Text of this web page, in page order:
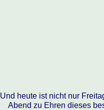
Und heute ist nicht nur
Abend zu Ehren dieses